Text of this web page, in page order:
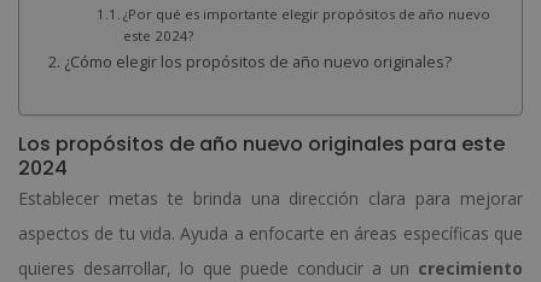
¿Por qué es importante elegir propósitos de año nuevo
este 2024?
¿Cómo elegir los propósitos de año nuevo originales?
Los propósitos de año nuevo originales para este
2024
Establecer metas te brinda una dirección clara para mejorar
aspectos de tu vida. Ayuda a enfocarte en áreas específicas que
quieres desarrollar, lo que puede conducir a un crecimiento